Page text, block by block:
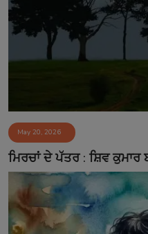
May 20, 2026
ਮਿਰਚਾਂ ਦੇ ਪੱਤਰ : ਸ਼ਿਵ ਕੁਮਾਰ